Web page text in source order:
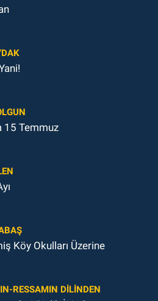
15 Temmuz
Köy Okulları Üzerine
RESSAMIN DILINDEN